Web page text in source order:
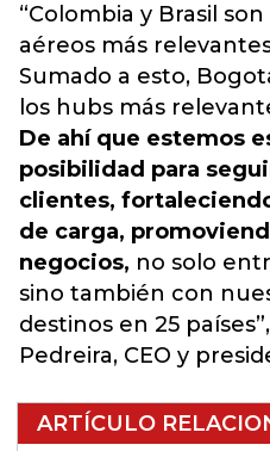
“Colombia y Brasil
aéreos más
Sumado a esto,
los hubs más
De ahí que estemos
posibilidad para
clientes,
de carga,
negocios, no solo
sino también con
destinos en 25
Pedreira, CEO y
ARTÍCULO